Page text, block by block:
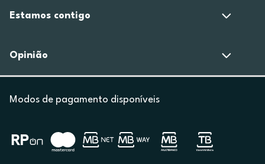
Estamos contigo
Opinião
Modos de pagamento disponíveis